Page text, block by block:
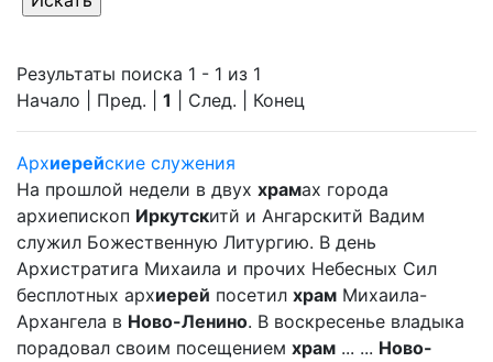
Результаты поиска 1 - 1 из 1
Начало | Пред. | 1 | След. | Конец
Архиерейские служения
На прошлой недели в двух храмах города
архиепископ Иркутскитй и Ангарскитй Вадим
служил Божественную Литургию. В день
Архистратига Михаила и прочих Небесных Сил
бесплотных архиерей посетил храм Михаила-
Архангела в Ново-Ленино. В воскресенье владыка
порадовал своим посещением храм ... ... Ново-